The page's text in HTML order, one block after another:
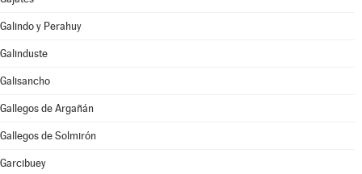
Galindo y Perahuy
Galinduste
Galisancho
Gallegos de Argañán
Gallegos de Solmirón
Garcibuey